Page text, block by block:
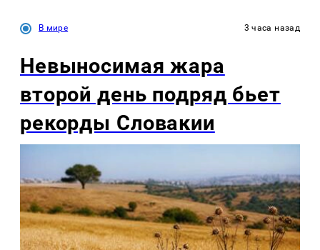
В мире 3 часа назад
Невыносимая жара
второй день подряд бьет
рекорды Словакии